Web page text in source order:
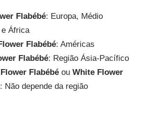
Flabébé: Europa, Médio
África
Flabébé: Américas
Flabébé: Região Ásia-Pacífico
Flabébéou White Flower
: Não depende da região